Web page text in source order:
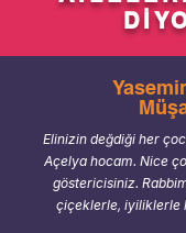
Elinizin değdiği her
Açelya hocam. Nice
göstericisiniz.
çiçeklerle, iyiliklerle